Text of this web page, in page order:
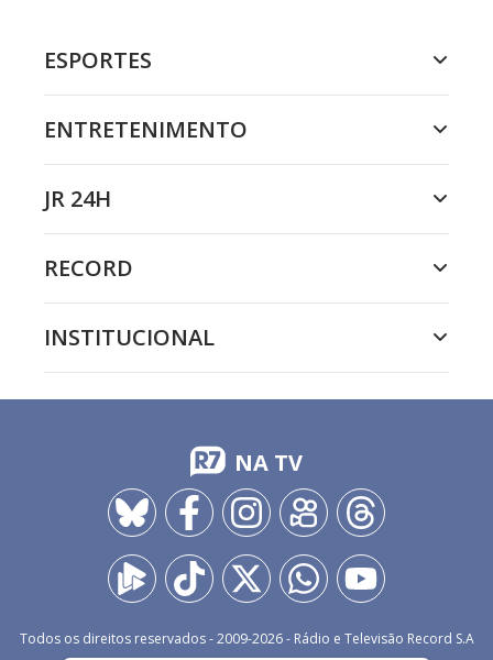
ESPORTES
ENTRETENIMENTO
JR 24H
RECORD
INSTITUCIONAL
NA TV
Todos os direitos reservados - 2009-2026- Rádio e Televisão Record S.A